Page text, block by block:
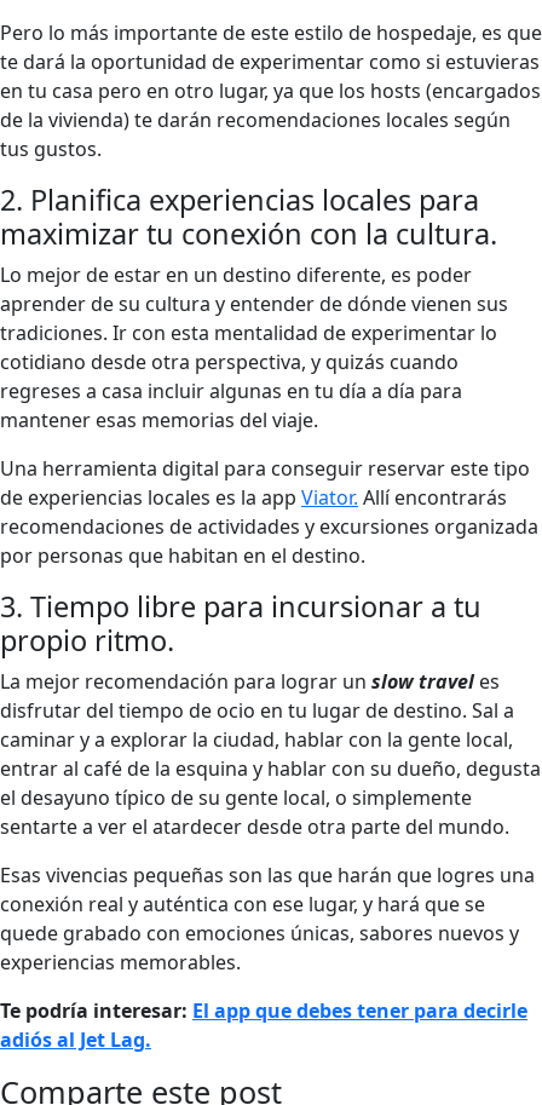
Pero lo más importante de este estilo de hospedaje, es que
te dará la oportunidad de experimentar como si estuvieras
en tu casa pero en otro lugar, ya que los hosts (encargados
de la vivienda) te darán recomendaciones locales según
tus gustos.
2. Planifica experiencias locales para
maximizar tu conexión con la cultura.
Lo mejor de estar en un destino diferente, es poder
aprender de su cultura y entender de dónde vienen sus
tradiciones. Ir con esta mentalidad de experimentar lo
cotidiano desde otra perspectiva, y quizás cuando
regreses a casa incluir algunas en tu día a día para
mantener esas memorias del viaje.
Una herramienta digital para conseguir reservar este tipo
de experiencias locales es la app Viator. Allí encontrarás
recomendaciones de actividades y excursiones organizada
por personas que habitan en el destino.
3. Tiempo libre para incursionar a tu
propio ritmo.
La mejor recomendación para lograr un slow traveles
disfrutar del tiempo de ocio en tu lugar de destino. Sal a
caminar y a explorar la ciudad, hablar con la gente local,
entrar al café de la esquina y hablar con su dueño, degusta
el desayuno típico de su gente local, o simplemente
sentarte a ver el atardecer desde otra parte del mundo.
Esas vivencias pequeñas son las que harán que logres una
conexión real y auténtica con ese lugar, y hará que se
quede grabado con emociones únicas, sabores nuevos y
experiencias memorables.
Te podría interesar: El app que debes tener para decirle
adiós al Jet Lag.
Comparte este post